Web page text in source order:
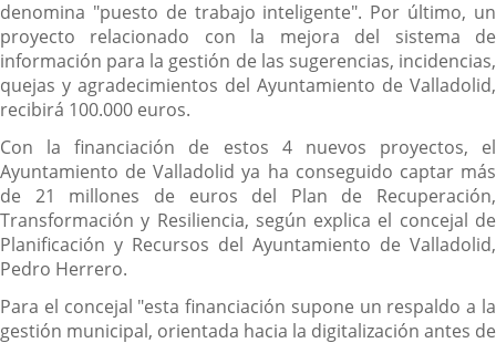
denomina "puesto de trabajo inteligente". Por último, un
proyecto relacionado con la mejora del sistema de
información para la gestión de las sugerencias, incidencias,
quejas y agradecimientos del Ayuntamiento de Valladolid,
recibirá 100.000 euros.
Con la financiación de estos 4 nuevos proyectos, el
Ayuntamiento de Valladolid ya ha conseguido captar más
de 21 millones de euros del Plan de Recuperación,
Transformación y Resiliencia, según explica el concejal de
Planificación y Recursos del Ayuntamiento de Valladolid,
Pedro Herrero.
Para el concejal "esta financiación supone un respaldo a la
gestión municipal, orientada hacia la digitalización antes de